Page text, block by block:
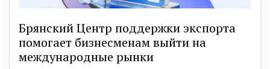
Брянский Центр поддержки экспорта
помогает бизнесменам выйти на
международные рынки